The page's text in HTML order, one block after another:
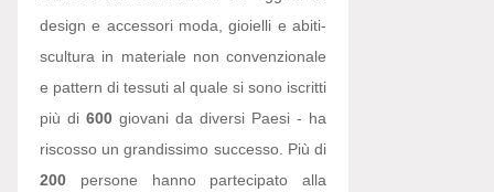
design e accessori moda, gioielli e abiti-
scultura in materiale non convenzionale
e pattern di tessuti al quale si sono iscritti
più di 600 giovani da diversi Paesi - ha
riscosso un grandissimo successo. Più di
200 persone hanno partecipato alla